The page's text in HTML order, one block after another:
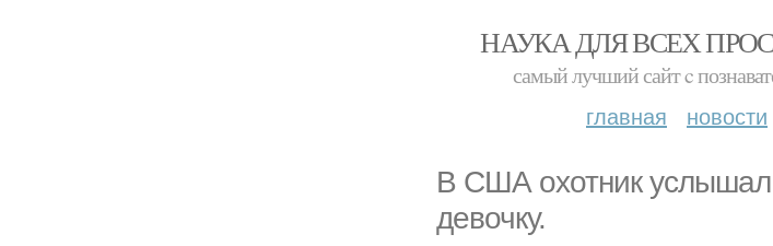
НАУКА ДЛЯ ВСЕХ
самый лучший сайт c
главная новости
В США охотник услышал
девочку.